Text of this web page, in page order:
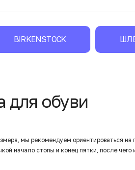
BIRKENSTOCK
для обуви
мы рекомендуем ориентироваться
начало стопы и конец пятки, после чего